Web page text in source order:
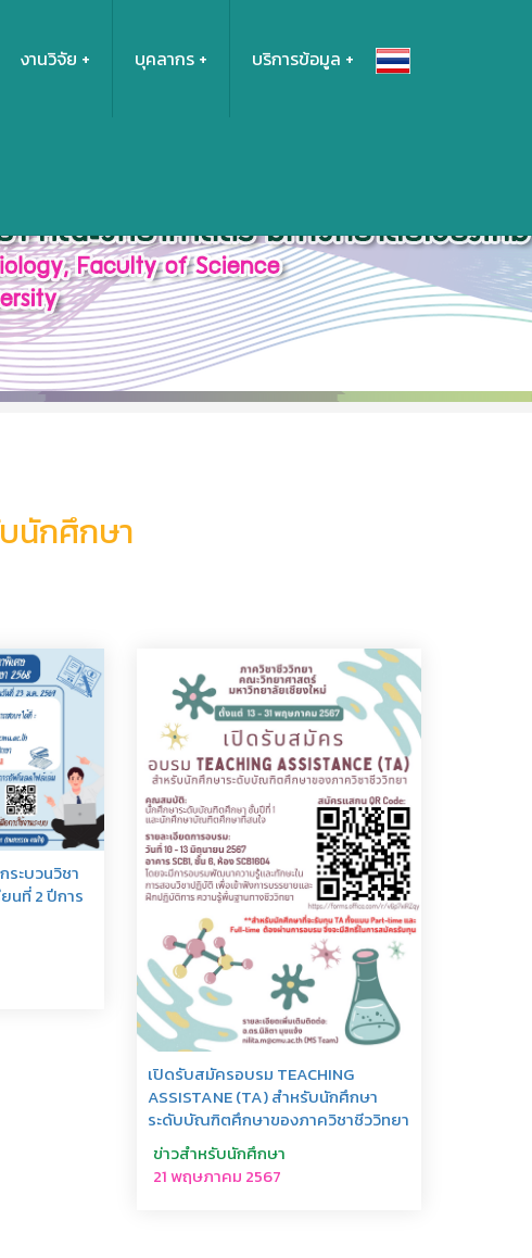
งานวิจัย บุคลากร บริการข้อมูล
นักศึกษา
ระบวนวิชา
นที่ 2 ปีการ
เปิดรับสมัครอบรม TEACHING
ASSISTANE (TA) สำหรับนักศึกษา
ระดับบัณฑิตศึกษาของภาควิชาชีววิทยา
ข่าวสำหรับนักศึกษา
21 พฤษภาคม 2567